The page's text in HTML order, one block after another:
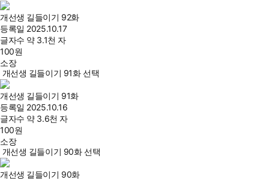
개선생 길들이기 92화
등록일 2025.10.17
글자수 약 3.1천 자
100원
소장
개선생 길들이기 91화 선택
개선생 길들이기 91화
등록일 2025.10.16
글자수 약 3.6천 자
100원
소장
개선생 길들이기 90화 선택
개선생 길들이기 90화